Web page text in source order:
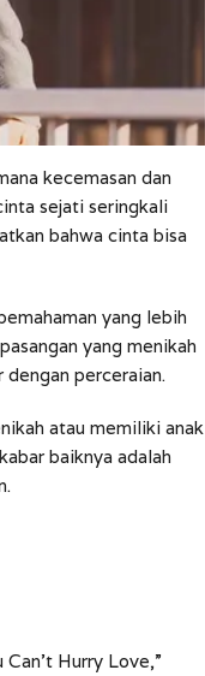
kecemasan dan
sejati seringkali
bahwa cinta bisa
yang lebih
yang menikah
perceraian.
atau memiliki anak
baiknya adalah
Hurry Love,”